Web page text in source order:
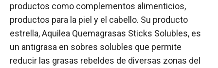
productos como complementos alimenticios,
productos para la piel y el cabello. Su producto
estrella, Aquilea Quemagrasas Sticks Solubles, es
un antigrasa en sobres solubles que permite
reducir las grasas rebeldes de diversas zonas del